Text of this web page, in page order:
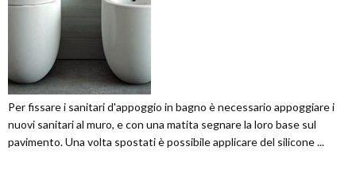
Per fissare i sanitari d'appoggio in bagno è necessario appoggiare i
nuovi sanitari al muro, e con una matita segnare la loro base sul
pavimento. Una volta spostati è possibile applicare del silicone ...